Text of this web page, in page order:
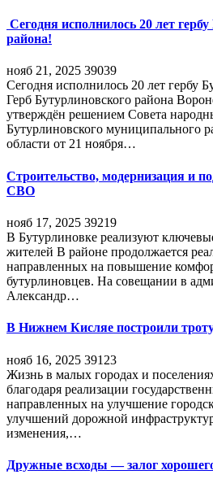
Сегодня исполнилось 20 лет
района!
нояб 21, 2025 39039
Сегодня исполнилось 20 лет гербу
Герб Бутурлиновского района
утверждён решением Совета
Бутурлиновского муниципального
области от 21 ноября…
Строительство, модернизация и
СВО
нояб 17, 2025 39219
В Бутурлиновке реализуют
жителей В районе продолжается
направленных на повышение
бутурлиновцев. На совещании в
Александр…
В Нижнем Кисляе построили
нояб 16, 2025 39123
Жизнь в малых городах и
благодаря реализации
направленных на улучшение
улучшений дорожной
изменения,…
Дружные всходы — залог